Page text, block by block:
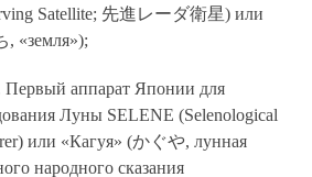
Satellite; 先進レーダ衛星) или
, «земля»);
Первый аппарат Японии для
Луны SELENE (Selenological
или «Кагуя» (かぐや, лунная
народного сказания